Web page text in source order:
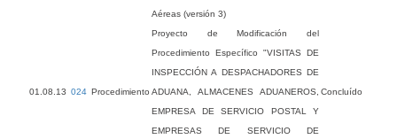
Aéreas (versión 3)
01.08.13 024 Procedimiento
Proyecto de Modificación del
Procedimiento Específico "VISITAS DE
INSPECCIÓN A DESPACHADORES DE
ADUANA, ALMACENES ADUANEROS,
EMPRESA DE SERVICIO POSTAL Y
EMPRESAS DE SERVICIO DE
Concluído